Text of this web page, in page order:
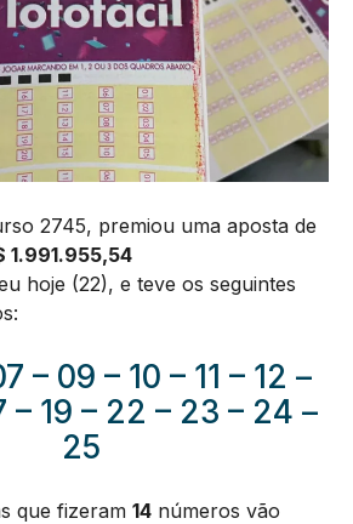
2745, premiou uma aposta de
1.991.955,54
hoje (22), e teve os seguintes
– 09 – 10 – 11 – 12 –
– 19 – 22 – 23 – 24 –
25
que fizeram 14 números vão